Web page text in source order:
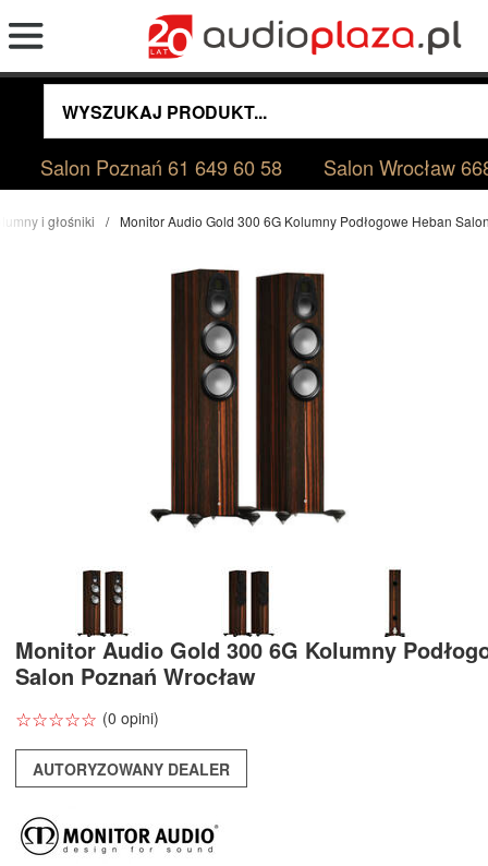
Salon Poznań61 649 60 58 Salon Wrocław
i głośniki Monitor Audio Gold 300 6G Kolumny Podłogowe Heban
Monitor Audio Gold 300 6G Kolumny
Salon Poznań Wrocław
☆☆☆☆☆
★★★★★ (0 opini)
AUTORYZOWANY DEALER